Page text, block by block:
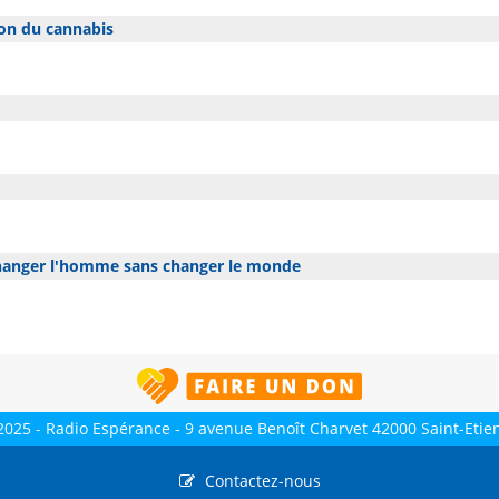
du cannabis
l'homme sans changer le monde
- Radio Espérance - 9 avenue Benoît Charvet 42000 Saint-
Contactez-nous